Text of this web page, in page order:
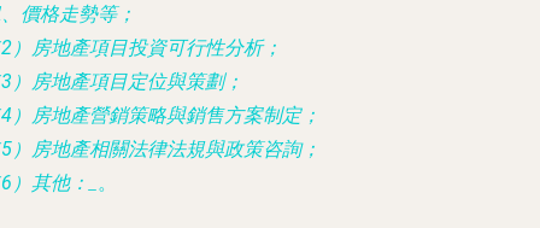
價格走勢等；
）房地產項目投資可行性分析；
）房地產項目定位與策劃；
）房地產營銷策略與銷售方案制定；
）房地產相關法律法規與政策咨詢；
）其他：
。